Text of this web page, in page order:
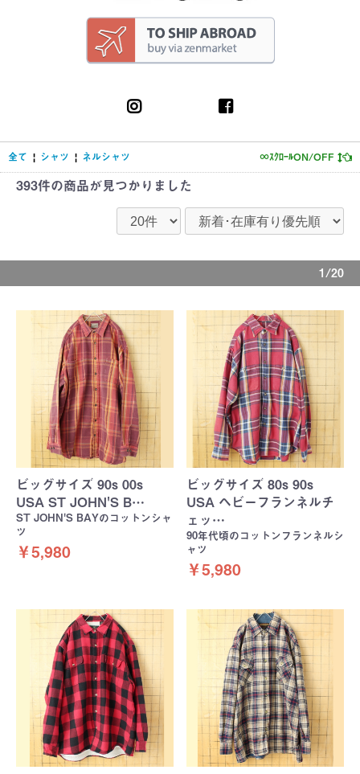
全て | シャツ | ネルシャツ ∞ｽｸﾛｰﾙON/OFF
393件の商品が見つかりました
1/20
ビッグサイズ 90s 00s
USA ST JOHN'S B…
ST JOHN'S BAYのコットンシャ
ツ
￥5,980
ビッグサイズ 80s 90s
USA ヘビーフランネルチ
ェッ…
90年代頃のコットンフランネルシ
ャツ
￥5,980